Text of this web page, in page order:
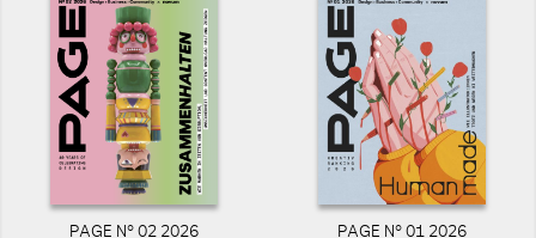
PAGE N° 02 2026 PAGE N° 01 2026